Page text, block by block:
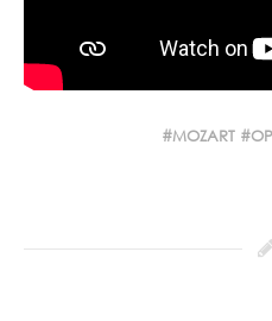
MOZART